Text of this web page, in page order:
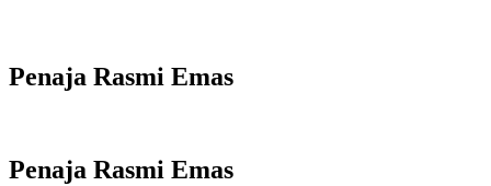
Penaja Rasmi Emas
Penaja Rasmi Emas